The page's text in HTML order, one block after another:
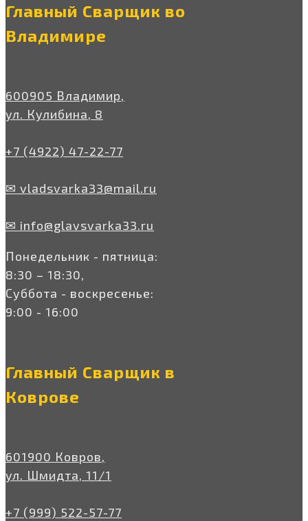
Главный Сварщик во
Владимире
600905 Владимир,
ул. Кулибина, 8
+7 (4922) 47-22-77
✉ vladsvarka33@mail.ru
✉ info@glavsvarka33.ru
Понедельник - пятница:
8:30 – 18:30,
Суббота - воскресенье:
9:00 - 16:00
Главный Сварщик в
Коврове
601900 Ковров,
ул. Шмидта, 11/1
+7 (999) 522-57-77